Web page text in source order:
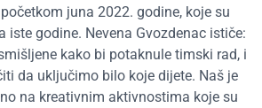
juna 2022. godine, koje su
iste godine. Nevena Gvozdenac ističe:
kako bi potaknule timski rad, i
da uključimo bilo koje dijete. Naš je
na kreativnim aktivnostima koje su